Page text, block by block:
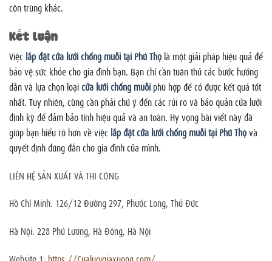
côn trùng khác.
Kết luận
Việc lắp đặt cửa lưới chống muỗi tại Phú Thọ là một giải pháp hiệu quả để
bảo vệ sức khỏe cho gia đình bạn. Bạn chỉ cần tuân thủ các bước hướng
dẫn và lựa chọn loạicửa lưới chống muỗi phù hợp để có được kết quả tốt
nhất. Tuy nhiên, cũng cần phải chú ý đến các rủi ro và bảo quản cửa lưới
định kỳ để đảm bảo tính hiệu quả và an toàn. Hy vọng bài viết này đã
giúp bạn hiểu rõ hơn về việc lắp đặt cửa lưới chống muỗi tại Phú Thọvà
quyết định đúng đắn cho gia đình của mình.
LIÊN HỆ SẢN XUẤT VÀ THI CÔNG
Hồ Chí Minh: 126/12 Đường 297, Phước Long, Thủ Đức
Hà Nội: 228 Phú Lương, Hà Đông, Hà Nội